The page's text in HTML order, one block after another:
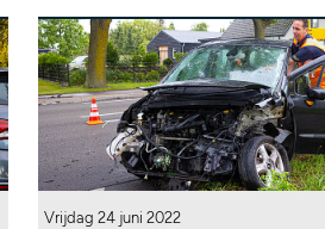
Vrijdag 24 juni 2022